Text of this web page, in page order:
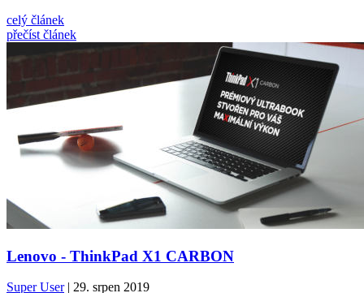
celý článek
přečíst článek
Lenovo - ThinkPad X1 CARBON
Super User| 29. srpen 2019